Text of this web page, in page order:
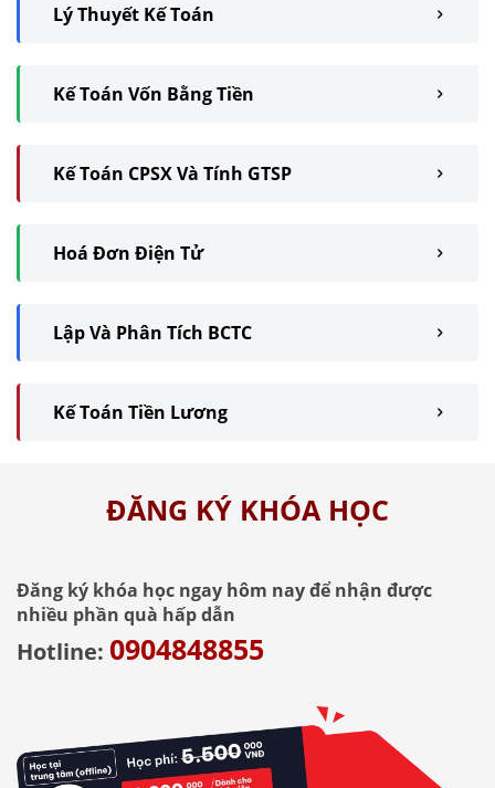
Lý Thuyết Kế Toán
Kế Toán Vốn Bằng Tiền
Kế Toán CPSX Và Tính GTSP
Hoá Đơn Điện Tử
Lập Và Phân Tích BCTC
Kế Toán Tiền Lương
ĐĂNG KÝ KHÓA HỌC
Đăng ký khóa học ngay hôm nay để nhận được
nhiều phần quà hấp dẫn
Hotline: 0904848855